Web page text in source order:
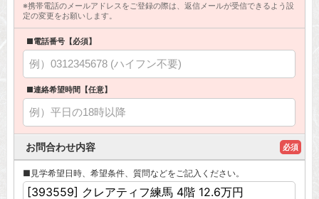
※携帯電話のメールアドレスをご登録の際は、返信メールが受信できるよう設
定の変更をお願いします。
■電話番号【必須】
■連絡希望時間【任意】
お問合わせ内容 必須
■見学希望日時、希望条件、質問などをご記入ください。